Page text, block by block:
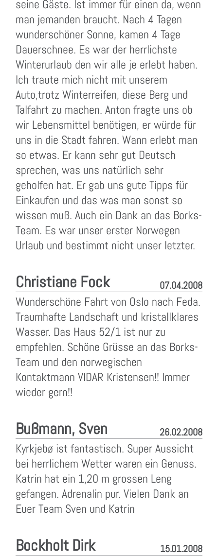
seine Gäste. Ist immer für einen da, wenn
man jemanden braucht. Nach 4 Tagen
wunderschöner Sonne, kamen 4 Tage
Dauerschnee. Es war der herrlichste
Winterurlaub den wir alle je erlebt haben.
Ich traute mich nicht mit unserem
Auto,trotz Winterreifen, diese Berg und
Talfahrt zu machen. Anton fragte uns ob
wir Lebensmittel benötigen, er würde für
uns in die Stadt fahren. Wann erlebt man
so etwas. Er kann sehr gut Deutsch
sprechen, was uns natürlich sehr
geholfen hat. Er gab uns gute Tipps für
Einkaufen und das was man sonst so
wissen muß. Auch ein Dank an das Borks-
Team. Es war unser erster Norwegen
Urlaub und bestimmt nicht unser letzter.
Christiane Fock 07.04.2008
Wunderschöne Fahrt von Oslo nach Feda.
Traumhafte Landschaft und kristallklares
Wasser. Das Haus 52/1 ist nur zu
empfehlen. Schöne Grüsse an das Borks-
Team und den norwegischen
Kontaktmann VIDAR Kristensen!! Immer
wieder gern!!
Bußmann, Sven 26.02.2008
Kyrkjebø ist fantastisch. Super Aussicht
bei herrlichem Wetter waren ein Genuss.
Katrin hat ein 1,20 m grossen Leng
gefangen. Adrenalin pur. Vielen Dank an
Euer Team Sven und Katrin
Bockholt Dirk 15.01.2008